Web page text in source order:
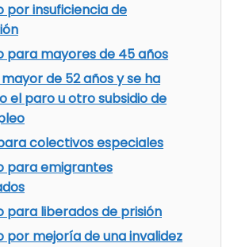
por insuficiencia de
para mayores de 45 años
mayor de 52 años y se ha
el paro u otro subsidio de
colectivos especiales
para emigrantes
para liberados de prisión
por mejoría de una invalidez